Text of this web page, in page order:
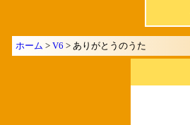
ホーム > V6 > ありがとうのうた